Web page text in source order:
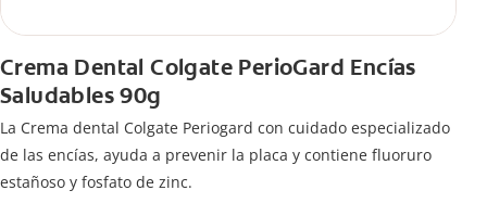
Crema Dental Colgate PerioGard Encías
Saludables 90g
La Crema dental Colgate Periogard con cuidado especializado
de las encías, ayuda a prevenir la placa y contiene fluoruro
estañoso y fosfato de zinc.